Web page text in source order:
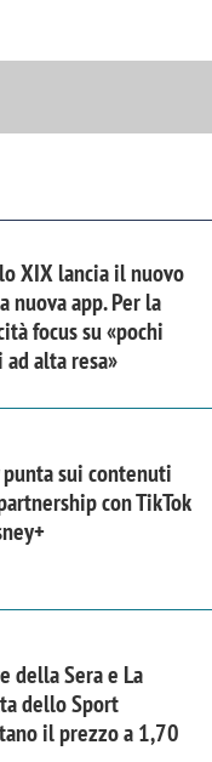
XIX lancia il nuovo
nuova app. Per la
focus su «pochi
alta resa»
punta sui contenuti
con TikTok
della Sera e La
dello Sport
il prezzo a 1,70